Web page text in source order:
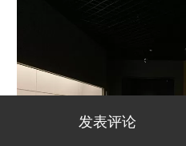
发表评论